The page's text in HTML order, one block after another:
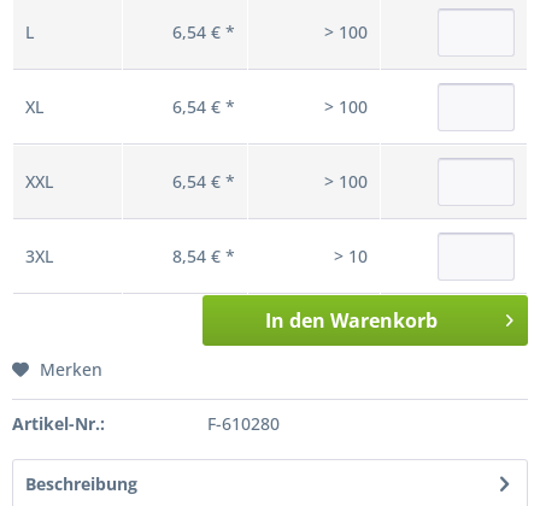
L 6,54 € * > 100
XL 6,54 € * > 100
XXL 6,54 € * > 100
3XL 8,54 € * > 10
In den Warenkorb
Merken
Artikel-Nr.: F-610280
Beschreibung